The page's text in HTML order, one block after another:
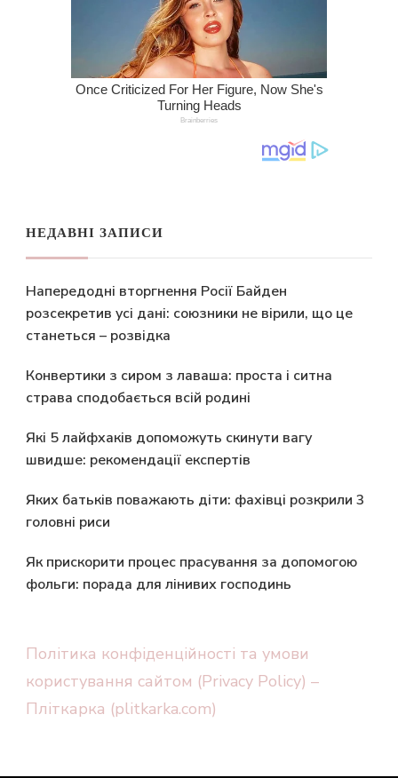
НЕДАВНІ ЗАПИСИ
Напередодні вторгнення Росії Байден
розсекретив усі дані: союзники не вірили, що це
станеться – розвідка
Конвертики з сиром з лаваша: проста і ситна
страва сподобається всій родині
Які 5 лайфхаків допоможуть скинути вагу
швидше: рекомендації експертів
Яких батьків поважають діти: фахівці розкрили 3
головні риси
Як прискорити процес прасування за допомогою
фольги: порада для лінивих господинь
Політика конфіденційності та умови
користування сайтом (Privacy Policy) –
Пліткарка (plitkarka.com)